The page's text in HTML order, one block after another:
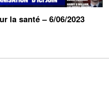
la santé – 6/06/2023